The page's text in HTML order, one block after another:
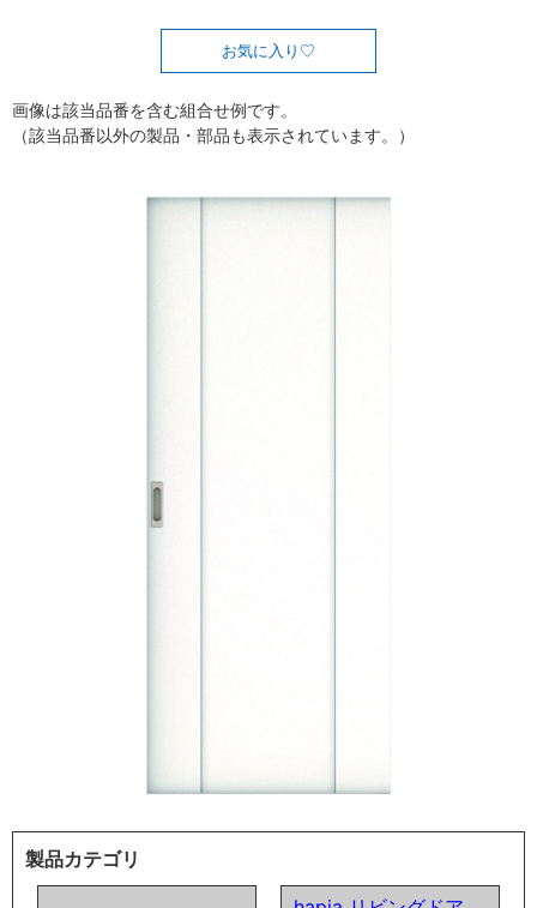
お気に入り
画像は該当品番を含む組合せ例です。
（該当品番以外の製品・部品も表示されています。）
製品カテゴリ